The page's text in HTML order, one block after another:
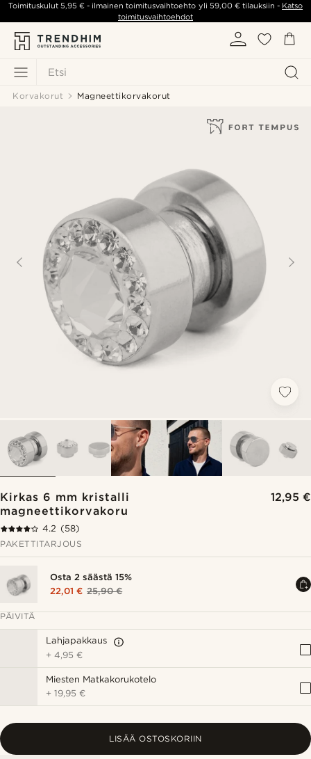
Etsi
Toimituskulut5,95 € - ilmainen toimitusvaihtoehto yli 59,00 €tilauksiin - Katso
toimitusvaihtoehdot
Korvakorut Magneettikorvakorut
Kirkas 6 mm kristalli
magneettikorvakoru
12,95 €
4.2 (58)
PAKETTITARJOUS
Osta 2 säästä 15%
22,01 € 25,90 €
PÄIVITÄ
Lahjapakkaus
+4,95 €
Miesten Matkakorukotelo
+19,95 €
LISÄÄ OSTOSKORIIN